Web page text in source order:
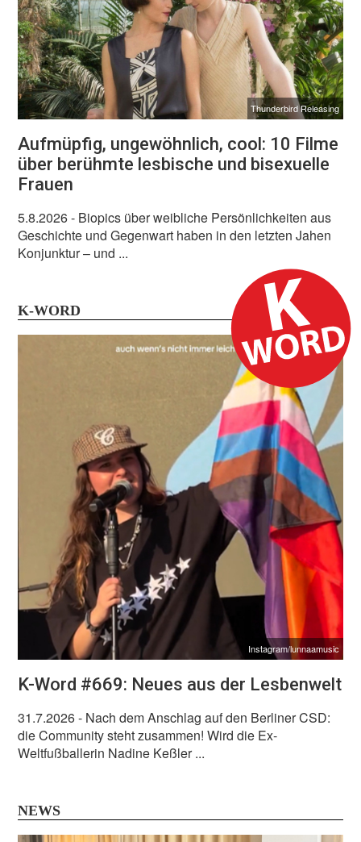
Thunderbird Releasing
Aufmüpfig, ungewöhnlich, cool: 10 Filme
über berühmte lesbische und bisexuelle
Frauen
5.8.2026- Biopics über weibliche Persönlichkeiten aus
Geschichte und Gegenwart haben in den letzten Jahen
Konjunktur – und ...
K-WORD
Instagram/lunnaamusic
K-Word #669: Neues aus der Lesbenwelt
31.7.2026- Nach dem Anschlag auf den Berliner CSD:
die Community steht zusammen! Wird die Ex-
Weltfußballerin Nadine Keßler ...
NEWS